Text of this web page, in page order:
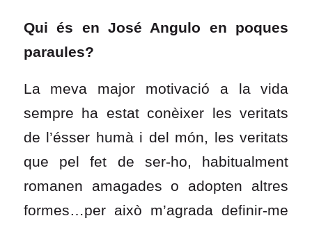
Qui és en José Angulo en poques
paraules?
La meva major motivació a la vida
sempre ha estat conèixer les veritats
de l’ésser humà i del món, les veritats
que pel fet de ser-ho, habitualment
romanen amagades o adopten altres
formes…per això m’agrada definir-me